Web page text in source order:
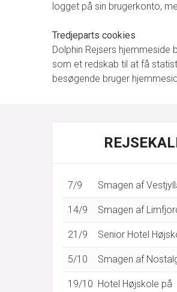
logget på sin brugerkonto,
Tredjeparts cookies
Dolphin Rejsers hjemmeside
som et redskab til at få
besøgende bruger
7/9 Smagen af
14/9 Smagen af
21/9 Senior Hotel
5/10 Smagen af
19/10 Hotel Højskole på